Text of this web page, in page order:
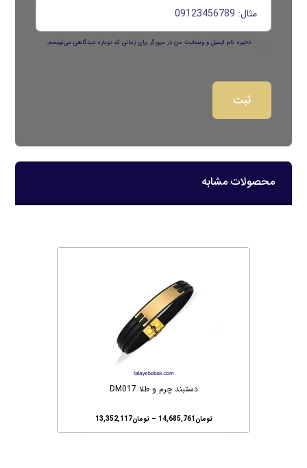
ذخیره نام، ایمیل و وبسایت من در مرورگر برای زمانی که دوباره دیدگاهی می‌نویسم.
محصولات مشابه
دستبند چرم و طلا DM017
تومان14,685,761
– تومان13,352,117